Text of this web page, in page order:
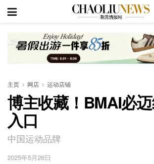
主页 网店 运动店铺
博主收藏！BMAI必
入口
中国运动品牌
2025年5月26日